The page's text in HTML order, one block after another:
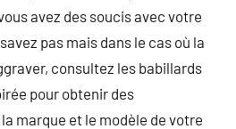
avez des soucis avec votre
pas mais dans le cas où la
consultez les babillards
pour obtenir des
marque et le modèle de votre